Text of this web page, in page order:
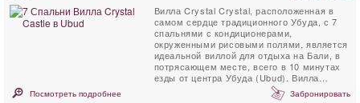
Вилла Crystal Crystal, расположенная в
самом сердце традиционного Убуда, с 7
спальнями с кондиционерами,
окруженными рисовыми полями, является
идеальной виллой для отдыха на Бали, в
потрясающем месте, всего в 10 минутах
езды от центра Убуда (Ubud). Вилла
Crystal Castle имеет большой ...
Посмотреть подробнее Забронировать